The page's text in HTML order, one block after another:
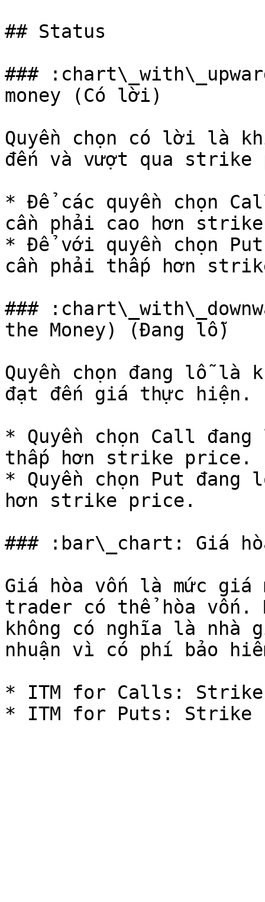
## Status
###
money (Có lời)
Quyền chọn có lời là
đến và vượt qua
* Để các quyền chọn
cần phải cao hơn
* Để với quyền chọn
cần phải thấp hơn
###
the Money) (Đang lỗ)
Quyền chọn đang lỗ là
đạt đến giá thực hiện.
* Quyền chọn Call
thấp hơn strike price.
* Quyền chọn Put
hơn strike price.
### :bar\_chart: Giá
Giá hòa vốn là mức giá
trader có thể hòa vốn.
không có nghĩa là nhà
nhuận vì có phí bảo
* ITM for Calls: Strike